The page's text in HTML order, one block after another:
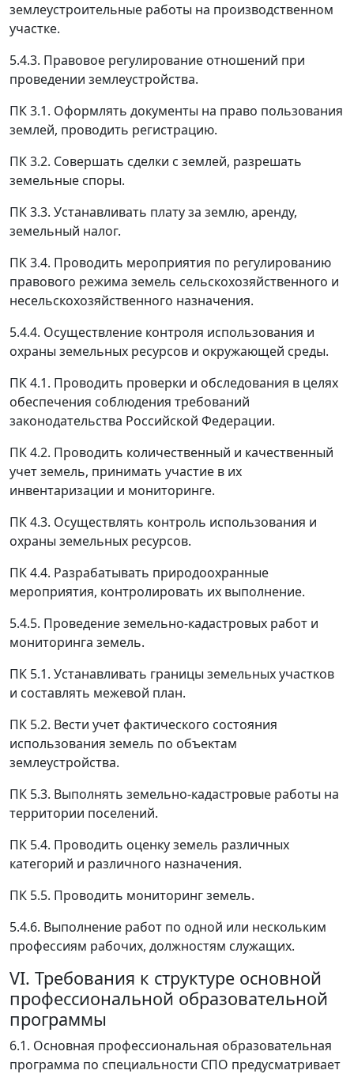
землеустроительные работы на производственном
участке.
5.4.3. Правовое регулирование отношений при
проведении землеустройства.
ПК 3.1. Оформлять документы на право пользования
землей, проводить регистрацию.
ПК 3.2. Совершать сделки с землей, разрешать
земельные споры.
ПК 3.3. Устанавливать плату за землю, аренду,
земельный налог.
ПК 3.4. Проводить мероприятия по регулированию
правового режима земель сельскохозяйственного и
несельскохозяйственного назначения.
5.4.4. Осуществление контроля использования и
охраны земельных ресурсов и окружающей среды.
ПК 4.1. Проводить проверки и обследования в целях
обеспечения соблюдения требований
законодательства Российской Федерации.
ПК 4.2. Проводить количественный и качественный
учет земель, принимать участие в их
инвентаризации и мониторинге.
ПК 4.3. Осуществлять контроль использования и
охраны земельных ресурсов.
ПК 4.4. Разрабатывать природоохранные
мероприятия, контролировать их выполнение.
5.4.5. Проведение земельно-кадастровых работ и
мониторинга земель.
ПК 5.1. Устанавливать границы земельных участков
и составлять межевой план.
ПК 5.2. Вести учет фактического состояния
использования земель по объектам
землеустройства.
ПК 5.3. Выполнять земельно-кадастровые работы на
территории поселений.
ПК 5.4. Проводить оценку земель различных
категорий и различного назначения.
ПК 5.5. Проводить мониторинг земель.
5.4.6. Выполнение работ по одной или нескольким
профессиям рабочих, должностям служащих.
VI. Требования к структуре основной
профессиональной образовательной
программы
6.1. Основная профессиональная образовательная
программа по специальности СПО предусматривает